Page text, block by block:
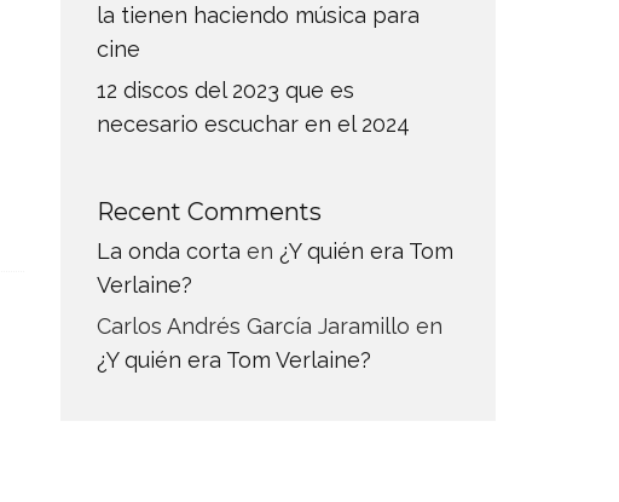
la tienen haciendo música para
cine
12 discos del 2023 que es
necesario escuchar en el 2024
Recent Comments
La onda corta en ¿Y quién era Tom
Verlaine?
Carlos Andrés García Jaramillo en
¿Y quién era Tom Verlaine?